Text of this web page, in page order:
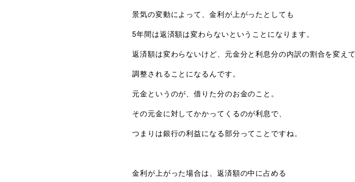
景気の変動によって、金利が上がったとしても
5年間は返済額は変わらないということになります。
返済額は変わらないけど、元金分と利息分の内訳の割合を変えて
調整されることになるんです。
元金というのが、借りた分のお金のこと。
その元金に対してかかってくるのが利息で、
つまりは銀行の利益になる部分ってことですね。
金利が上がった場合は、返済額の中に占める